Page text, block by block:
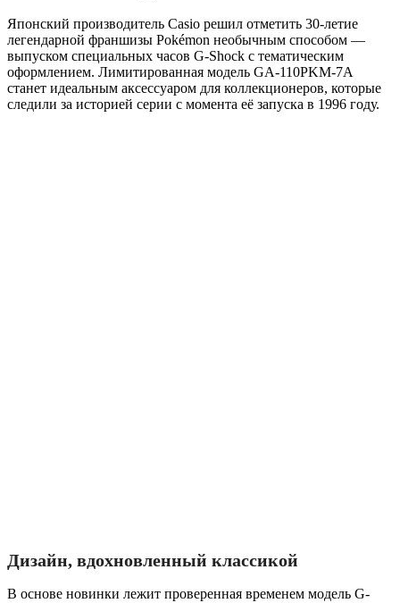
Японский производитель Casio решил отметить 30-летие
легендарной франшизы Pokémon необычным способом —
выпуском специальных часов G-Shock с тематическим
оформлением. Лимитированная модель GA-110PKM-7A
станет идеальным аксессуаром для коллекционеров, которые
следили за историей серии с момента её запуска в 1996 году.
Дизайн, вдохновленный классикой
В основе новинки лежит проверенная временем модель G-